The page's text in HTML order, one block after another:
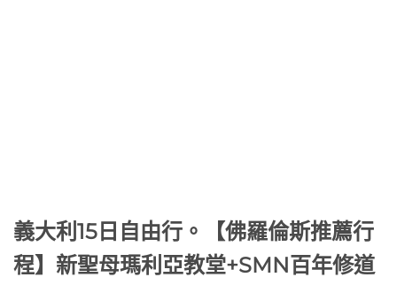
義大利15日自由行。【佛羅倫斯推薦行
程】新聖母瑪利亞教堂+SMN百年修道